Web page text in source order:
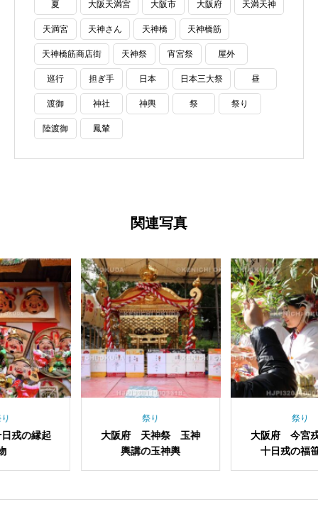
夏 大阪天満宮 大阪市 大阪府 天満天神
天満宮 天神さん 天神橋 天神橋筋
天神橋筋商店街 天神祭 宵宮祭 屋外
巡行 担ぎ手 日本 日本三大祭 昼
渡御 神社 神輿 祭 祭り
陸渡御 鳳輦
関連写真
天神祭 玉神
輿講の玉神輿
大阪府 今宮戎神社
十日戎の福笹授与
大阪府
商